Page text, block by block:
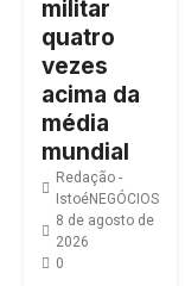
militar
quatro
vezes
acima da
média
mundial
Redação -
IstoéNEGÓCIOS
8 de agosto de
2026
0